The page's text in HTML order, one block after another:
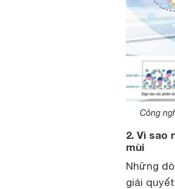
Công
2. Vì sao
mùi
Những
giải